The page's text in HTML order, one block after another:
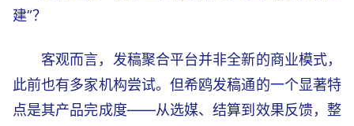
建”？
客观而言，发稿聚合平台并非全新的商业模式，
此前也有多家机构尝试。但希鸥发稿通的一个显著特
点是其产品完成度——从选媒、结算到效果反馈，整